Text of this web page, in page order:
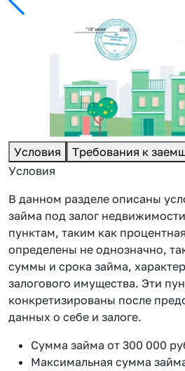
Условия
Требования к
Условия
В данном разделе описаны
займа под залог
пунктам, таким как
определены не однозначно,
суммы и срока займа,
залогового имущества. Эти
конкретизированы после
данных о себе и залоге.
Сумма займа от 300 000
Максимальная сумма